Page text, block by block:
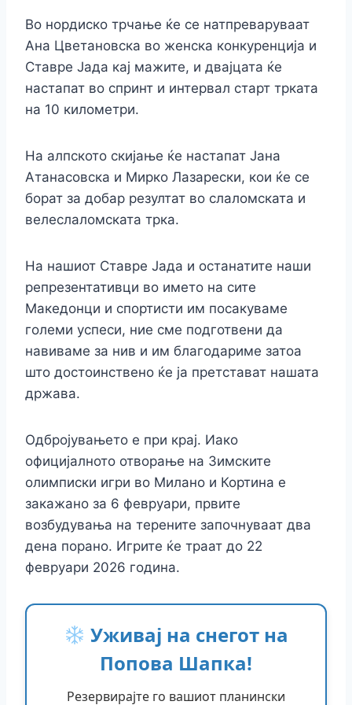
Во нордиско трчање ќе се натпреваруваат
Ана Цветановска во женска конкуренција и
Ставре Јада кај мажите, и двајцата ќе
настапат во спринт и интервал старт трката
на 10 километри.
На алпското скијање ќе настапат Јана
Атанасовска и Мирко Лазарески, кои ќе се
борат за добар резултат во слаломската и
велеслаломската трка.
На нашиот Ставре Јада и останатите наши
репрезентативци во името на сите
Македонци и спортисти им посакуваме
големи успеси, ние сме подготвени да
навиваме за нив и им благодариме затоа
што достоинствено ќе ја претстават нашата
држава.
Одбројувањето е при крај. Иако
официјалното отворање на Зимските
олимписки игри во Милано и Кортина е
закажано за 6 февруари, првите
возбудувања на терените започнуваат два
дена порано. Игрите ќе траат до 22
февруари 2026 година.
Уживај на снегот на
Попова Шапка!
Резервирајте го вашиот планински